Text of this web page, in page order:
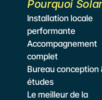
Pourquoi
Installation locale
performante
Accompagnement
complet
Bureau conception
études
Le meilleur de la